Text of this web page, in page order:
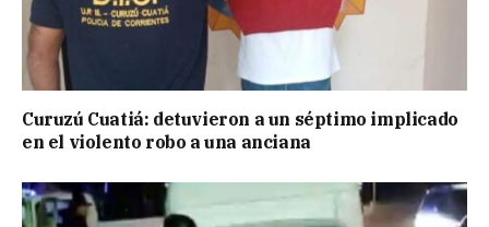
Curuzú Cuatiá: detuvieron a un séptimo implicado
en el violento robo a una anciana